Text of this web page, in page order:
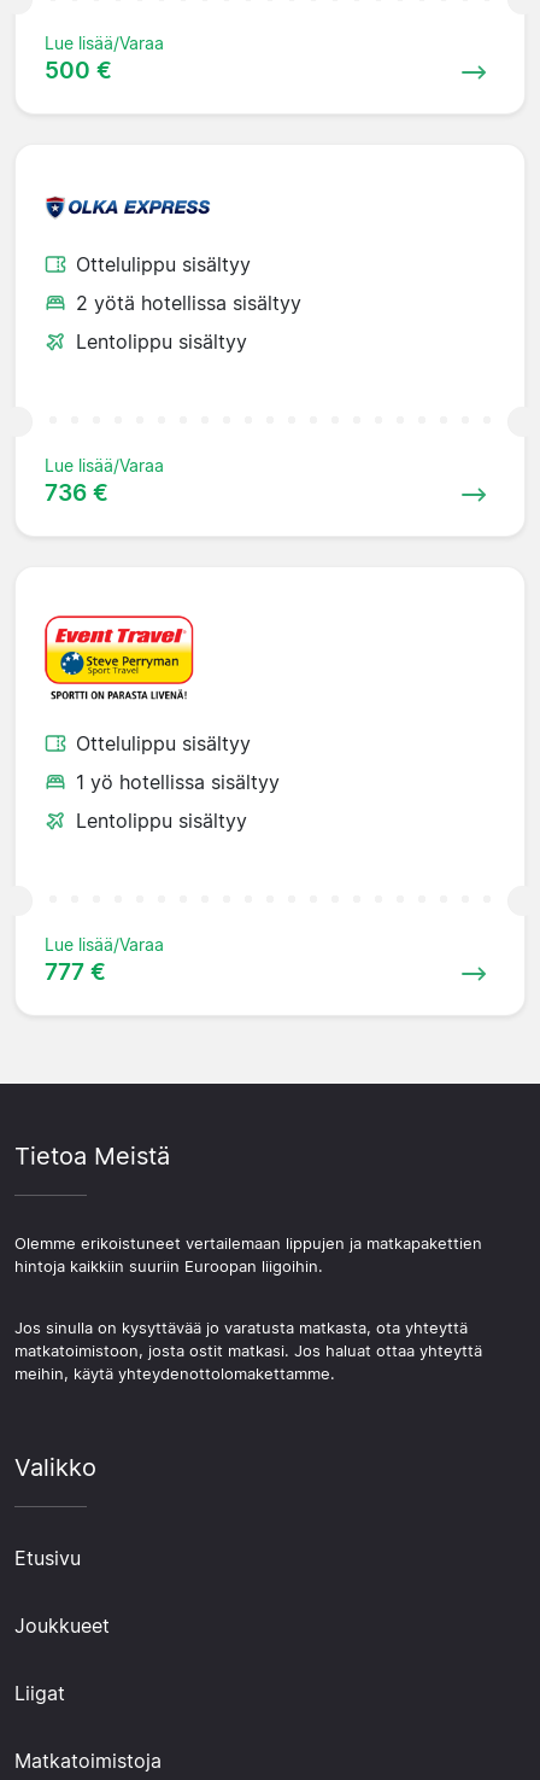
Lue lisää/Varaa
500 €
Ottelulippu sisältyy
2 yötä hotellissa sisältyy
Lentolippu sisältyy
Lue lisää/Varaa
736 €
Ottelulippu sisältyy
1 yö hotellissa sisältyy
Lentolippu sisältyy
Lue lisää/Varaa
777 €
Tietoa Meistä
Olemme erikoistuneet vertailemaan lippujen ja matkapakettien
hintoja kaikkiin suuriin Euroopan liigoihin.
Jos sinulla on kysyttävää jo varatusta matkasta, ota yhteyttä
matkatoimistoon, josta ostit matkasi. Jos haluat ottaa yhteyttä
meihin, käytä yhteydenottolomakettamme.
Valikko
Etusivu
Joukkueet
Liigat
Matkatoimistoja